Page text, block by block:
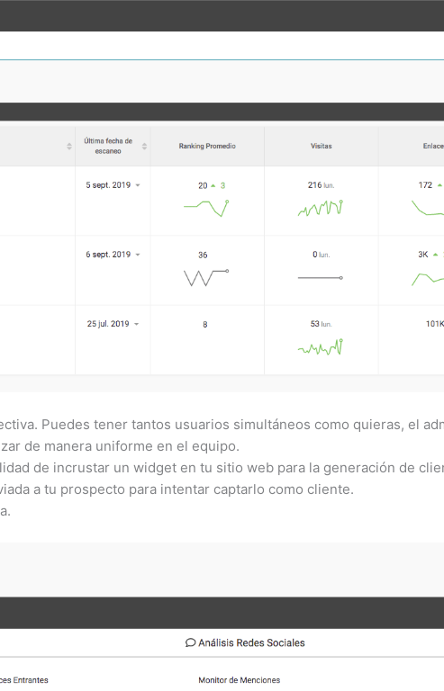
Puedes tener tantos usuarios simultáneos como quieras, el
de manera uniforme en el equipo.
de incrustar un widget en tu sitio web para la generación de
a tu prospecto para intentar captarlo como cliente.